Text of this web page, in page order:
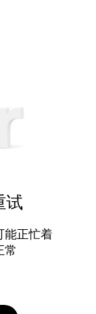
试
能正忙着
常